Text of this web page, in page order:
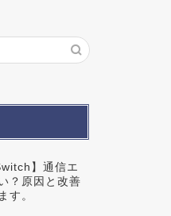
】通信エ
？原因と改善
す。